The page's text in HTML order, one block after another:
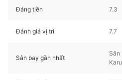
Đáng tiền 7.3
Đánh giá vị trí 7.7
Sân bay gần nhất
Sân